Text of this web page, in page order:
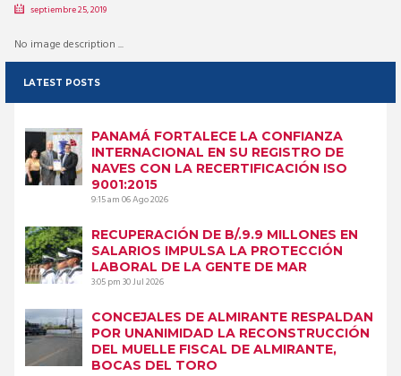
septiembre 25, 2019
No image description ...
LATEST POSTS
PANAMÁ FORTALECE LA CONFIANZA
INTERNACIONAL EN SU REGISTRO DE
NAVES CON LA RECERTIFICACIÓN ISO
9001:2015
9:15 am06 Ago 2026
RECUPERACIÓN DE B/.9.9 MILLONES EN
SALARIOS IMPULSA LA PROTECCIÓN
LABORAL DE LA GENTE DE MAR
3:05 pm30 Jul 2026
CONCEJALES DE ALMIRANTE RESPALDAN
POR UNANIMIDAD LA RECONSTRUCCIÓN
DEL MUELLE FISCAL DE ALMIRANTE,
BOCAS DEL TORO